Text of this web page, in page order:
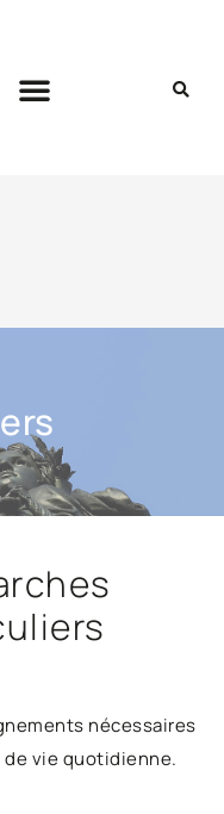
nécessaires
de vie quotidienne.